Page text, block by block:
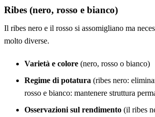
Ribes (nero, rosso e bianco)
Il ribes nero e il rosso si assomigliano ma
molto diverse.
Varietà e colore (nero, rosso o bianco)
Regime di potatura (ribes nero:
rosso e bianco: mantenere struttura
Osservazioni sul rendimento (il ribes